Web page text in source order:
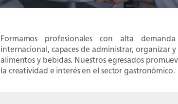
Formamos profesionales con alta
internacional, capaces de administrar, organizar
alimentos y bebidas. Nuestros egresados
la creatividad e interés en el sector gastronómico.